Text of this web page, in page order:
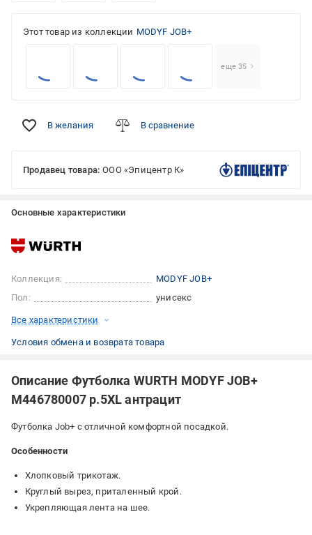
Этот товар из коллекции MODYF JOB+
еще 35
В желания В сравнение
Продавец товара: ООО «Эпицентр К»
Основные характеристики
Коллекция:
MODYF JOB+
Пол:
унисекс
Все характеристики
Условия обмена и возврата товара
Описание Футболка WURTH MODYF JOB+
M446780007 р.5XL антрацит
Футболка Job+ с отличной комфортной посадкой.
Особенности
Хлопковый трикотаж.
Круглый вырез, приталенный крой.
Укрепляющая лента на шее.